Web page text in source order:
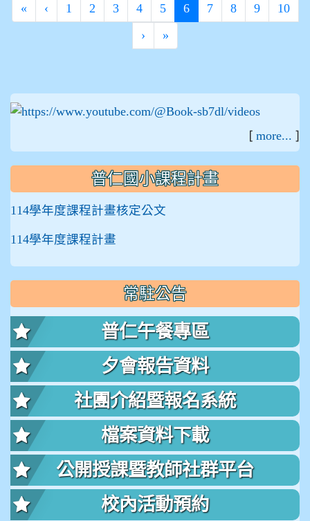
« ‹ 1 2 3 4 5 6(current)
7 8 9 10
› »
[ more... ]
普仁國小課程計畫
114學年度課程計畫核定公文
114學年度課程計畫
常駐公告
普仁午餐專區
夕會報告資料
社團介紹暨報名系統
檔案資料下載
公開授課暨教師社群平台
校內活動預約